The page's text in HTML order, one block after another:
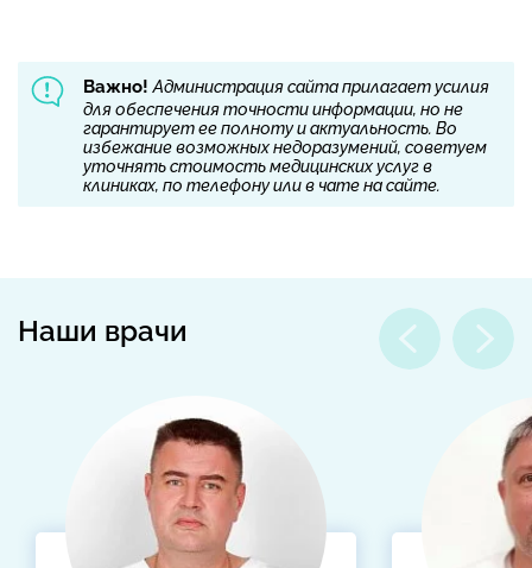
Важно! Администрация сайта прилагает усилия
для обеспечения точности информации, но не
гарантирует ее полноту и актуальность. Во
избежание возможных недоразумений, советуем
уточнять стоимость медицинских услуг в
клиниках, по телефону или в чате на сайте.
Наши врачи